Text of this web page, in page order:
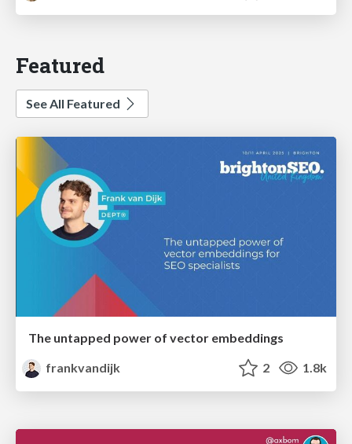
Featured
See All Featured
The untapped power of vector embeddings
frankvandijk
2 1.8k